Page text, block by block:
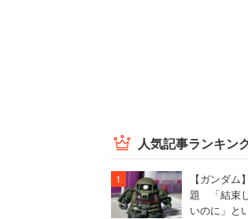
人気記事ランキン
【ガンダ
題 「結束
いのに」